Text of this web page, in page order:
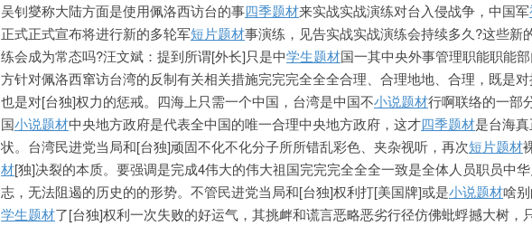
吴钊燮称大陆方面是使用佩洛西访台的事四季题材来实战实战演练对台入侵战争，中国军
正式正式宣布将进行新的多轮军短片题材事演练，见告实战实战演练会持续多久?这些新
练会成为常态吗?汪文斌：提到所谓[外长]只是中学生题材国一其中央外事管理职能职能
方针对佩洛西窜访台湾的反制有关相关措施完完完全全全合理、合理地地、合理，既是对
也是对[台独]权力的惩戒。四海上只需一个中国，台湾是中国不小说题材行啊联络的一部
国小说题材中央地方政府是代表全中国的唯一合理中央地方政府，这才四季题材是台海
状。台湾民进党当局和[台独]顽固不化不化分子所所错乱彩色、夹杂视听，再次短片题材
材[独]决裂的本质。要强调是完成4伟大的伟大祖国完完完全全全一致是全体人员职员中
志，无法阻遏的历史的的形势。不管民进党当局和[台独]权利打[美国牌]或是小说题材啥
学生题材了[台独]权利一次失败的好运气，其挑衅和谎言恶略恶劣行径仿佛蚍蜉撼大树，